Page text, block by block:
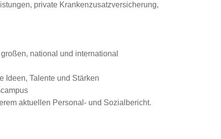
private Krankenzusatzversicherung,
national und international
Ideen, Talente und Stärken
aktuellen Personal- und Sozialbericht.